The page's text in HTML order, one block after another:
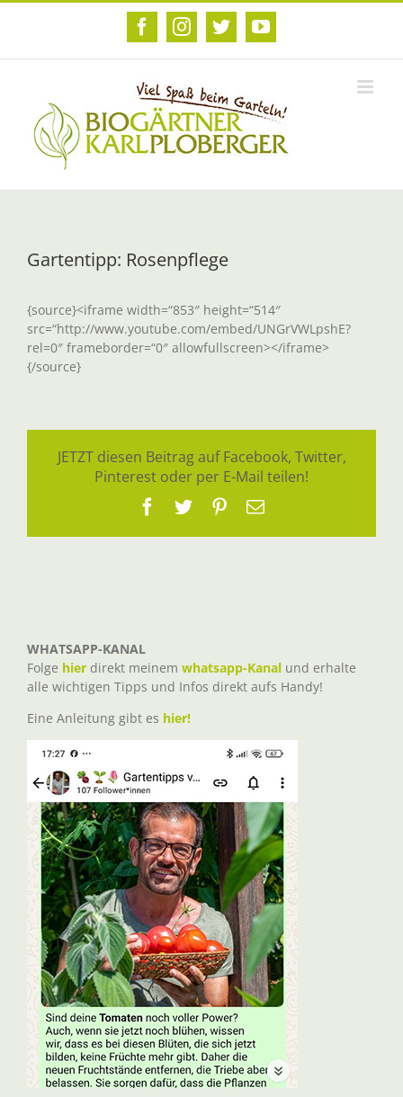
Zum
FacebookInstagram
TwitterYouTube
Gartentipp: Rosenpflege
{source}<iframe width=“853″ height=“514″
src=“http://www.youtube.com/embed/UNGrVWLpshE?
rel=0″ frameborder=“0″ allowfullscreen></iframe>
{/source}
JETZT diesen Beitrag auf Facebook, Twitter,
Pinterest oder per E-Mail teilen!
Facebook
TwitterPinterest
E-
WHATSAPP-KANAL
Folge hier direkt meinem whatsapp-Kanal und erhalte
alle wichtigen Tipps und Infos direkt aufs Handy!
Eine Anleitung gibt es hier!